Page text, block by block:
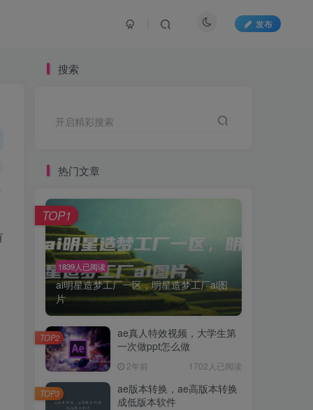
发布
搜索
开启精彩搜索
热门文章
1839人已阅读
ai明星造梦工厂一区，明星造梦工厂ai图
片
TOP1
ae真人特效视频，大学生第
一次做ppt怎么做
2年前 1702人已阅读
TOP2
ae版本转换，ae高版本转换
成低版本软件
TOP3